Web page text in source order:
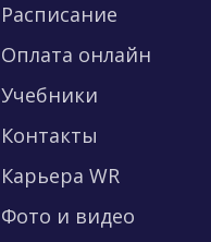
Расписание
Оплата онлайн
Учебники
Контакты
Карьера WR
Фото и видео